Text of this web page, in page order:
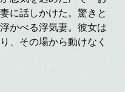
に話しかけた。驚きと
かべる浮気妻。彼女は
、その場から動けなく